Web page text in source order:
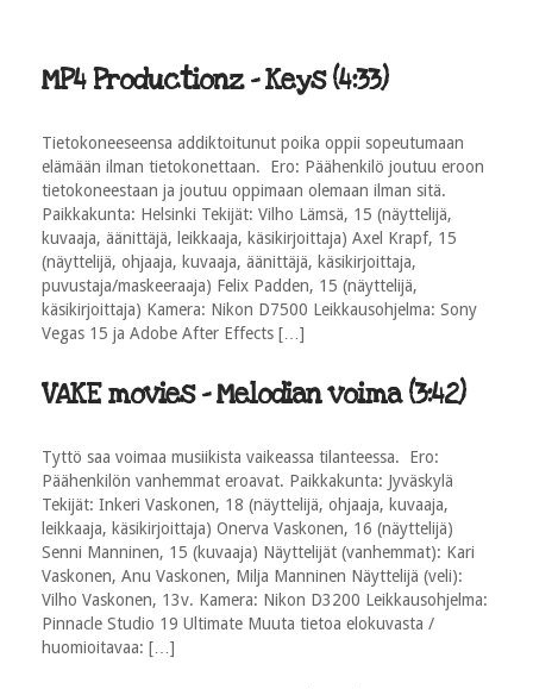
MP4 Productionz - Keys (4:33)
Tietokoneeseensa addiktoitunut poika oppii sopeutumaan
elämään ilman tietokonettaan. Ero: Päähenkilö joutuu eroon
tietokoneestaan ja joutuu oppimaan olemaan ilman sitä.
Paikkakunta: Helsinki Tekijät: Vilho Lämsä, 15 (näyttelijä,
kuvaaja, äänittäjä, leikkaaja, käsikirjoittaja) Axel Krapf, 15
(näyttelijä, ohjaaja, kuvaaja, äänittäjä, käsikirjoittaja,
puvustaja/maskeeraaja) Felix Padden, 15 (näyttelijä,
käsikirjoittaja) Kamera: Nikon D7500 Leikkausohjelma: Sony
Vegas 15 ja Adobe After Effects […]
VAKE movies - Melodian voima (3:42)
Tyttö saa voimaa musiikista vaikeassa tilanteessa. Ero:
Päähenkilön vanhemmat eroavat. Paikkakunta: Jyväskylä
Tekijät: Inkeri Vaskonen, 18 (näyttelijä, ohjaaja, kuvaaja,
leikkaaja, käsikirjoittaja) Onerva Vaskonen, 16 (näyttelijä)
Senni Manninen, 15 (kuvaaja) Näyttelijät (vanhemmat): Kari
Vaskonen, Anu Vaskonen, Milja Manninen Näyttelijä (veli):
Vilho Vaskonen, 13v. Kamera: Nikon D3200 Leikkausohjelma:
Pinnacle Studio 19 Ultimate Muuta tietoa elokuvasta /
huomioitavaa: […]